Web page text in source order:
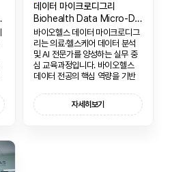
데이터 마이크로디그리
Biohealth Data Micro-Degree
바이오헬스 데이터 마이크로디그
리는 의료·헬스케어 데이터 분석
및 AI 전문가를 양성하는 실무 중
심 교육과정입니다. 바이오헬스
데이터 전공의 핵심 역량을 기반
닝, 의료 AI 개발에 필요한 실무 능
력을 함양합니다.
자세히보기